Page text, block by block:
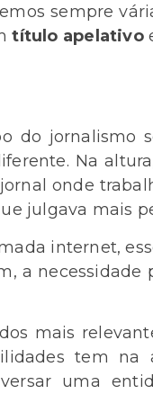
sempre
título apelativo
do jornalismo
Na
onde
julgava mais
internet,
a
mais
tem
uma